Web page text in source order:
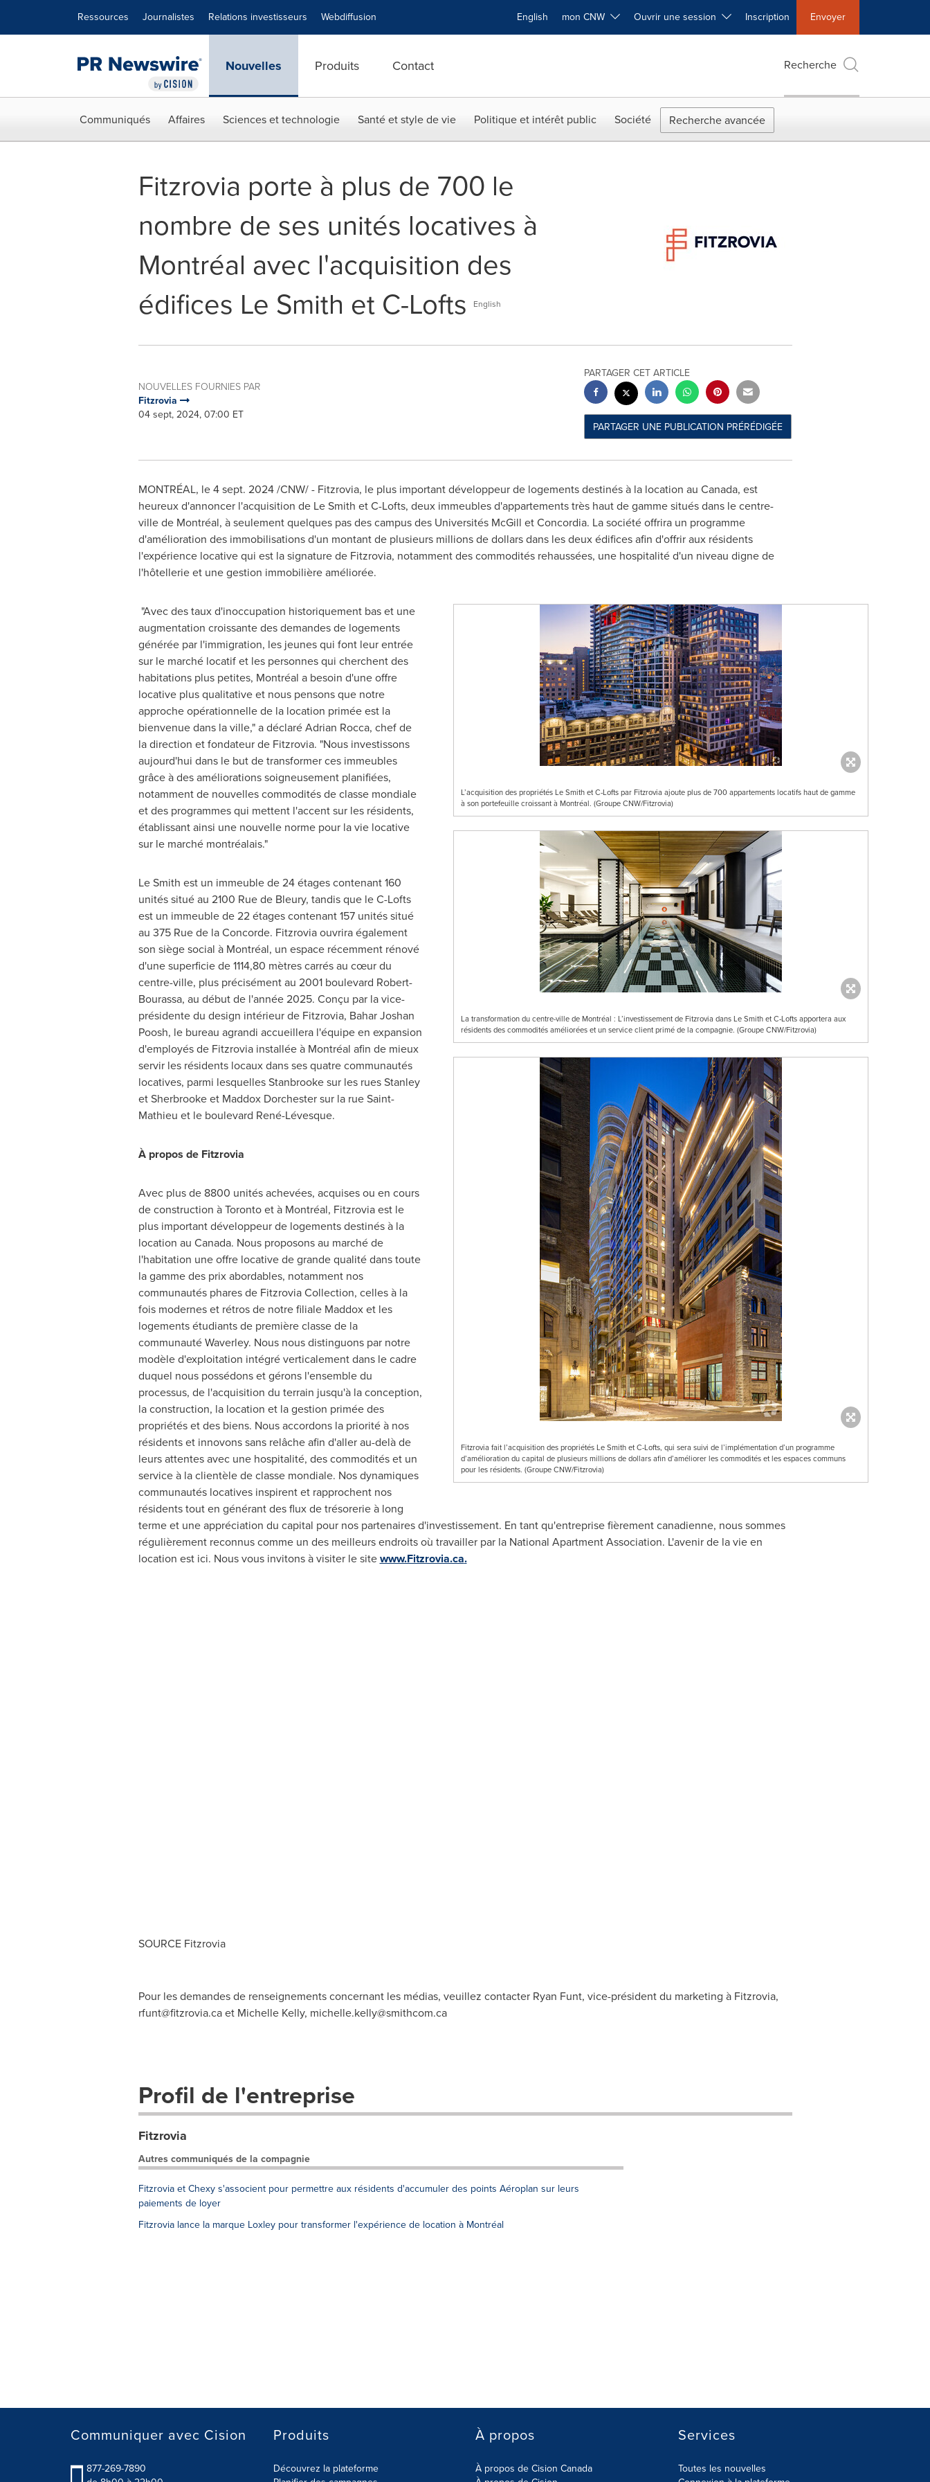
Ressources Journalistes Relations investisseurs Webdiffusion English mon CNW Ouvrir une session Inscription Envoyer
Nouvelles Produits Contact Recherche
Communiqués Affaires Sciences et technologie Santé et style de vie Politique et intérêt public Société Recherche avancée
Fitzrovia porte à plus de 700 le
nombre de ses unités locatives à
Montréal avec l'acquisition des
édifices Le Smith et C-Lofts
English
NOUVELLES FOURNIES PAR
Fitzrovia
04 sept, 2024, 07:00 ET
PARTAGER CET ARTICLE
PARTAGER UNE PUBLICATION PRÉRÉDIGÉE
MONTRÉAL, le4 sept. 2024/CNW/ - Fitzrovia, le plus important développeur de logements destinés à la location au Canada, est
heureux d'annoncer l'acquisition de Le Smith et C-Lofts, deux immeubles d'appartements très haut de gamme situés dans le centre-
ville de Montréal, à seulement quelques pas des campus des Universités McGill etConcordia. Lasociété offrira un programme
d'amélioration des immobilisations d'un montant de plusieurs millions de dollars dans les deux édifices afin d'offrir aux résidents
l'expérience locative qui est la signature de Fitzrovia, notamment des commodités rehaussées, une hospitalité d'un niveau digne de
l'hôtellerie et une gestion immobilière améliorée.
L’acquisition des propriétés Le Smith et C-Lofts par Fitzrovia ajoute plus de 700 appartements locatifs haut de gamme
à son portefeuille croissant à Montréal. (Groupe CNW/Fitzrovia)
La transformation du centre-ville de Montréal : L’investissement de Fitzrovia dans Le Smith et C-Lofts apportera aux
résidents des commodités améliorées et un service client primé de la compagnie. (Groupe CNW/Fitzrovia)
Fitzrovia fait l’acquisition des propriétés Le Smith et C-Lofts, qui sera suivi de l’implémentation d’un programme
d’amélioration du capital de plusieurs millions de dollars afin d’améliorer les commodités et les espaces communs
pour les résidents. (Groupe CNW/Fitzrovia)
"Avec des taux d'inoccupation historiquement bas et une
augmentation croissante des demandes de logements
générée par l'immigration, les jeunes qui font leur entrée
sur le marché locatif et les personnes qui cherchent des
habitations plus petites, Montréal a besoin d'une offre
locative plus qualitative et nous pensons que notre
approche opérationnelle de la location primée est la
bienvenue dans la ville," a déclaré Adrian Rocca, chef de
la direction et fondateur de Fitzrovia. "Nous investissons
aujourd'hui dans le but de transformer ces immeubles
grâce à des améliorations soigneusement planifiées,
notamment de nouvelles commodités de classe mondiale
et des programmes qui mettent l'accent sur les résidents,
établissant ainsi une nouvelle norme pour la vie locative
sur le marché montréalais."
Le Smith est un immeuble de 24 étages contenant 160
unités situé au 2100 Rue de Bleury, tandis que le C-Lofts
est un immeuble de 22 étages contenant 157 unités situé
au 375 Rue de la Concorde. Fitzrovia ouvrira également
son siège social à Montréal, un espace récemment rénové
d'une superficie de 1114,80 mètres carrés au cœur du
centre-ville, plus précisément au 2001 boulevard Robert-
Bourassa, au début de l'année 2025. Conçu par la vice-
présidente du design intérieur de Fitzrovia, Bahar Joshan
Poosh, le bureau agrandi accueillera l'équipe en expansion
d'employés de Fitzrovia installée à Montréal afin de mieux
servir les résidents locaux dans ses quatre communautés
locatives, parmi lesquelles Stanbrooke sur les ruesStanley
etSherbrookeet Maddox Dorchestersur la rueSaint-
Mathieu et le boulevard René-Lévesque.
À propos de Fitzrovia
Avec plus de 8800 unités achevées, acquises ou en cours
de construction àTorontoet à Montréal, Fitzrovia est le
plus important développeur de logements destinés à la
location au Canada. Nous proposons au marché de
l'habitation une offre locative de grande qualité dans toute
la gamme des prix abordables, notamment nos
communautés phares de Fitzrovia Collection, celles à la
fois modernes et rétros de notre filiale Maddox et les
logements étudiants de première classe de la
communautéWaverley. Nous nous distinguons par notre
modèle d'exploitation intégré verticalement dans le cadre
duquel nous possédons et gérons l'ensemble du
processus, de l'acquisition du terrain jusqu'à la conception,
la construction, la location et la gestion primée des
propriétés et des biens. Nous accordons la priorité à nos
résidents et innovons sans relâche afin d'aller au-delà de
leurs attentes avec une hospitalité, des commodités et un
service à la clientèle de classe mondiale. Nos dynamiques
communautés locatives inspirent et rapprochent nos
résidents tout en générant des flux de trésorerie à long
terme et une appréciation du capital pour nos partenaires d'investissement. En tant qu'entreprise fièrement canadienne, nous sommes
régulièrement reconnus comme un des meilleurs endroits où travailler par la National Apartment Association. L'avenir de la vie en
location est ici. Nous vous invitons à visiter le sitewww.Fitzrovia.ca.
SOURCE Fitzrovia
Pour les demandes de renseignements concernant les médias, veuillez contacter Ryan Funt, vice-président du marketing à Fitzrovia,
rfunt@fitzrovia.caet Michelle Kelly, michelle.kelly@smithcom.ca
Profil de l'entreprise
Fitzrovia
Autres communiqués de la compagnie
Fitzrovia et Chexy s'associent pour permettre aux résidents d'accumuler des points Aéroplan sur leurs
paiements de loyer
Fitzrovia lance la marque Loxley pour transformer l'expérience de location à Montréal
Communiquer avec Cision
877-269-7890
Produits
Découvrez la plateforme
À propos
À propos de Cision Canada
Services
Toutes les nouvelles